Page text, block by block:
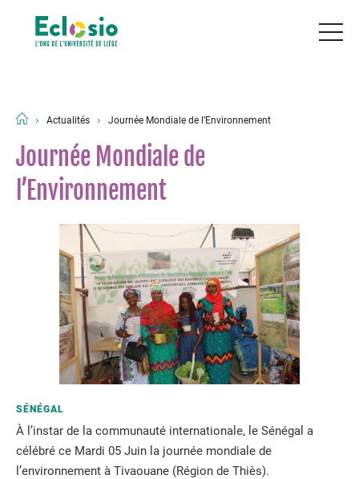
Actualités Journée Mondiale de l’Environnement
Journée Mondiale de
l’Environnement
SÉNÉGAL
À l’instar de la communauté internationale, le Sénégal a
célébré ce Mardi 05 Juin la journée mondiale de
l’environnement à Tivaouane (Région de Thiès).